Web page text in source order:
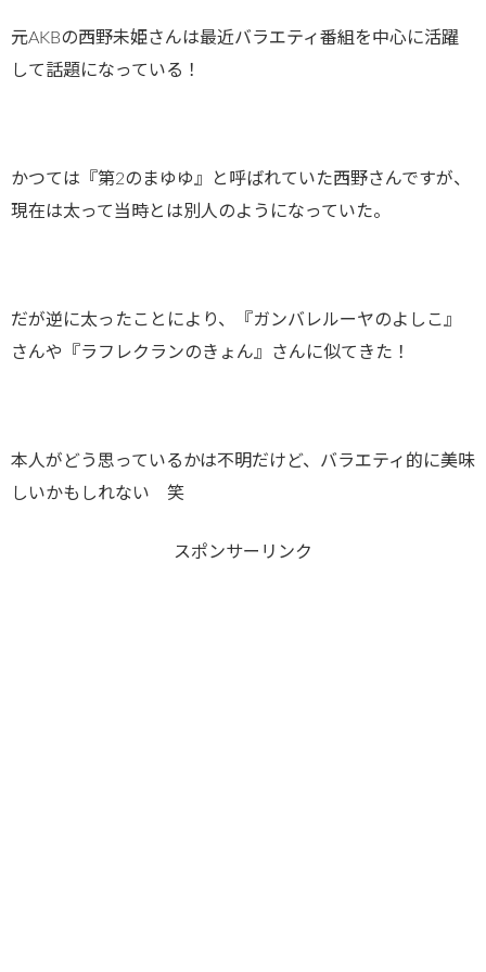
元AKBの西野未姫さんは最近バラエティ番組を中心に活躍
して話題になっている！
かつては『第2のまゆゆ』と呼ばれていた西野さんですが、
現在は太って当時とは別人のようになっていた。
だが逆に太ったことにより、『ガンバレルーヤのよしこ』
さんや『ラフレクランのきょん』さんに似てきた！
本人がどう思っているかは不明だけど、バラエティ的に美味
しいかもしれない 笑
スポンサーリンク